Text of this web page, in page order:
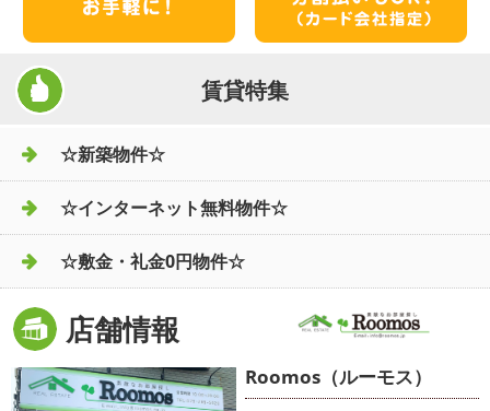
賃貸特集
☆新築物件☆
☆インターネット無料物件☆
☆敷金・礼金0円物件☆
店舗情報
Roomos（ルーモス）